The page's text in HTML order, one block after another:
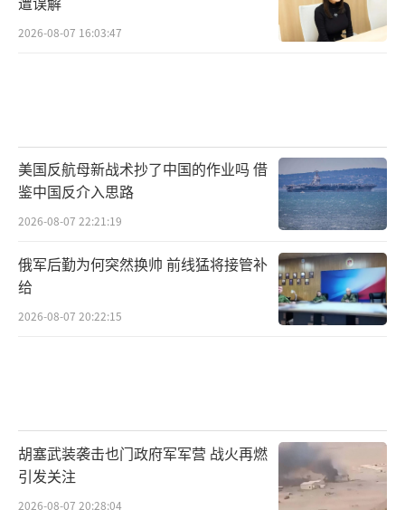
2026-08-07 16:03:47
美国反航母新战术抄了中国的作业吗 借
鉴中国反介入思路
2026-08-07 22:21:19
俄军后勤为何突然换帅 前线猛将接管补
给
2026-08-07 20:22:15
胡塞武装袭击也门政府军军营 战火再燃
引发关注
2026-08-07 20:28:04